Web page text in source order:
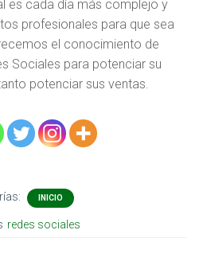
Ó
es cada día más complejo y
profesionales para que sea
el conocimiento de
Sociales para potenciar su
potenciar sus ventas.
INICIO
redes sociales